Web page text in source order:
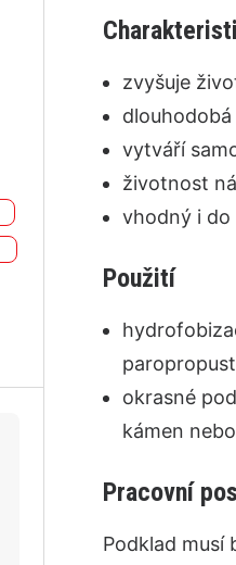
zvyšuje
vytváří
životnost
vhodný i do
Použití
okrasné
kámen
Pracovní
Podklad musí